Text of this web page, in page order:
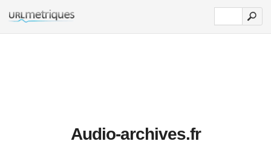
Audio-archives.fr